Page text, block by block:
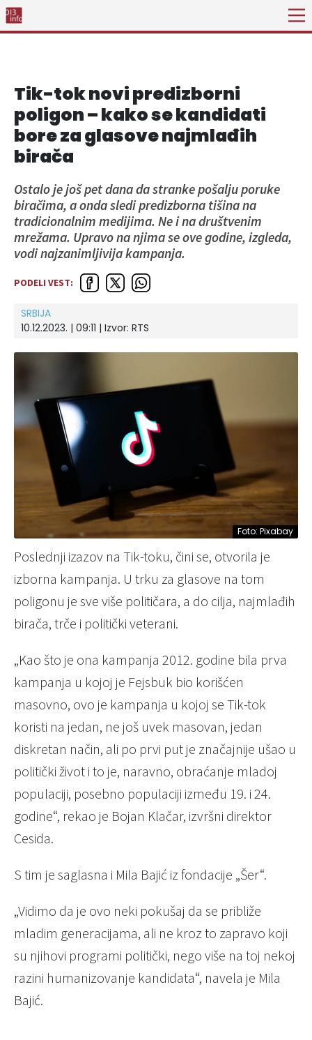
Tik-tok novi predizborni
poligon – kako se kandidati
bore za glasove najmlađih
birača
Ostalo je još pet dana da stranke pošalju poruke
biračima, a onda sledi predizborna tišina na
tradicionalnim medijima. Ne i na društvenim
mrežama. Upravo na njima se ove godine, izgleda,
vodi najzanimljivija kampanja.
PODELI VEST:
SRBIJA
10.12.2023. | 09:11 | Izvor: RTS
Foto: Pixabay
Poslednji izazov na Tik-toku, čini se, otvorila je
izborna kampanja. U trku za glasove na tom
poligonu je sve više političara, a do cilja, najmlađih
birača, trče i politički veterani.
„Kao što je ona kampanja 2012. godine bila prva
kampanja u kojoj je Fejsbuk bio korišćen
masovno, ovo je kampanja u kojoj se Tik-tok
koristi na jedan, ne još uvek masovan, jedan
diskretan način, ali po prvi put je značajnije ušao u
politički život i to je, naravno, obraćanje mladoj
populaciji, posebno populaciji između 19. i 24.
godine“, rekao je Bojan Klačar, izvršni direktor
Cesida.
S tim je saglasna i Mila Bajić iz fondacije „Šer“.
„Vidimo da je ovo neki pokušaj da se približe
mladim generacijama, ali ne kroz to zapravo koji
su njihovi programi politički, nego više na toj nekoj
razini humanizovanje kandidata“, navela je Mila
Bajić.